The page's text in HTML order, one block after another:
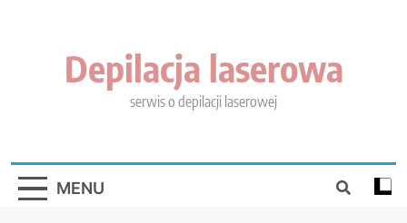
Depilacja laserowa
serwis o depilacji laserowej
MENU